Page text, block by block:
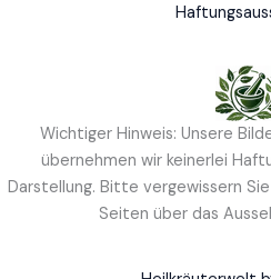
Wichtiger Hinweis: Unsere
übernehmen wir keinerlei
Darstellung. Bitte vergewissern
Seiten über das